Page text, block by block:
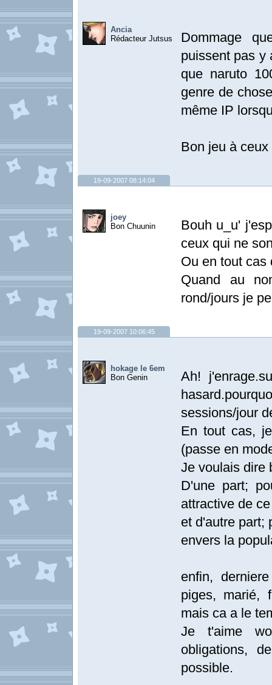
Ancia
Rédacteur Jutsus
Dommage
puissent pas y
que naruto
genre de
même IP
Bon jeu à
19-09-2007 08:14:04
joey
Bon Chuunin
Bouh u_u'
ceux qui ne
Ou en tout
Quand au
rond/jours je
19-09-2007 10:06:45
hokage le 6em
Bon Genin
Ah!
sessions/jour
En tout cas,
(passe en
Je voulais dire
D'une part;
attractive de
et d'autre part;
envers la
enfin,
piges, marié,
mais ca a le
Je t'aime
obligations,
possible.